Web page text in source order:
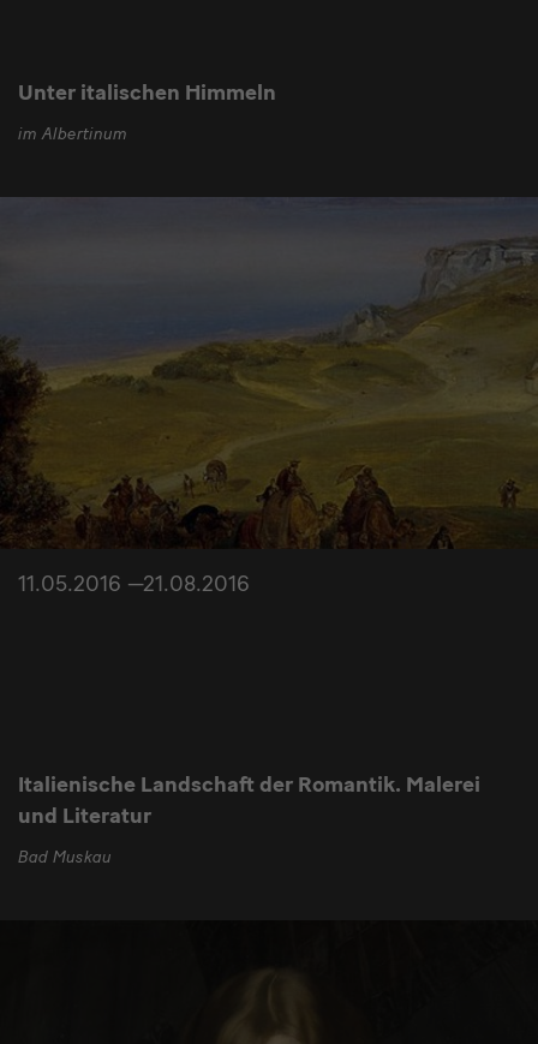
Unter italischen Himmeln
im Albertinum
11.05.2016 —21.08.2016
Italienische Landschaft der Romantik. Malerei
und Literatur
Bad Muskau